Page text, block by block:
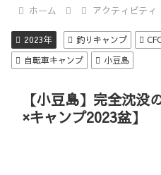
ホーム アクティビティ
2023年 釣りキャンプ
自転車キャンプ
小豆島
【小豆島】完全沈没
×キャンプ2023盆】